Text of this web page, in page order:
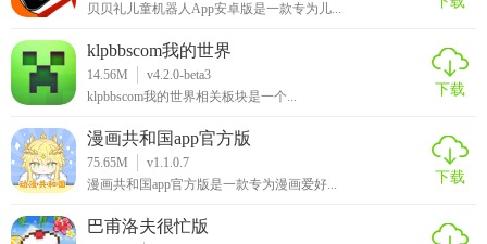
贝贝礼儿童机器人App安卓版是一款专为儿...
klpbbscom我的世界
14.56M
v4.2.0-beta3
klpbbscom我的世界相关板块是一个...
下载
漫画共和国app官方版
75.65M
v1.1.0.7
漫画共和国app官方版是一款专为漫画爱好...
下载
巴甫洛夫很忙版